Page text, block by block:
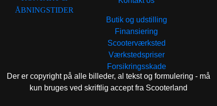
ÅBNINGSTIDER
Butik og udstilling
Finansiering
Scooterværksted
Værkstedspriser
Forsikringsskade
Der er copyright på alle billeder, al tekst og formulering - må
kun bruges ved skriftlig accept fra Scooterland